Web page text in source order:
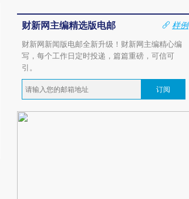
财新网主编精选版电邮
样例
财新网新闻版电邮全新升级！财新网主编精心编
写，每个工作日定时投递，篇篇重磅，可信可
引。
订阅